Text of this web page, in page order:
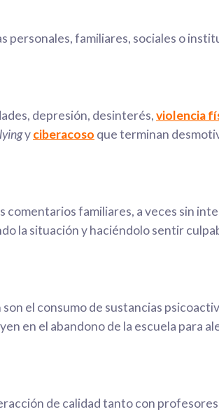
personales, familiares, sociales o
depresión, desinterés,violencia
yciberacoso que terminan
comentarios familiares, a veces sin
la situación y haciéndolo sentir
el consumo de sustancias
en el abandono de la escuela para
de calidad tanto con